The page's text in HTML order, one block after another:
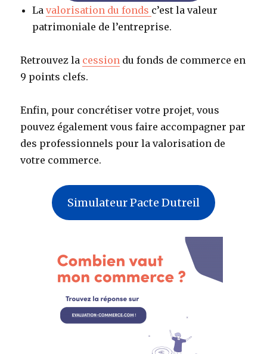
Lavalorisation du fonds c’est la valeur
patrimoniale de l’entreprise.
Retrouvez la cession du fonds de commerce en
9 points clefs.
Enfin, pour concrétiser votre projet, vous
pouvez également vous faire accompagner par
des professionnels pour la valorisation de
votre commerce.
Simulateur Pacte Dutreil